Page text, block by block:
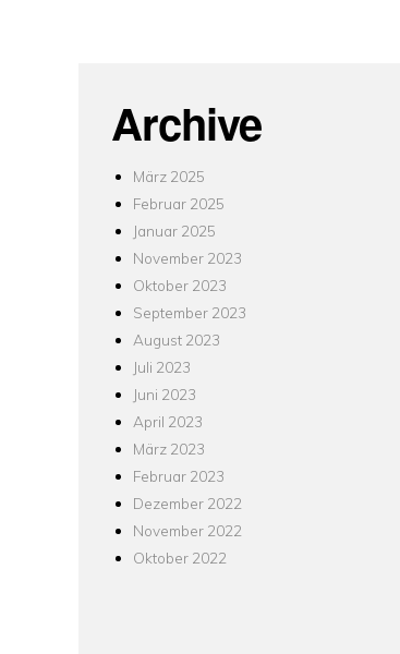
Archive
März 2025
Februar 2025
Januar 2025
November 2023
Oktober 2023
September 2023
August 2023
Juli 2023
Juni 2023
April 2023
März 2023
Februar 2023
Dezember 2022
November 2022
Oktober 2022